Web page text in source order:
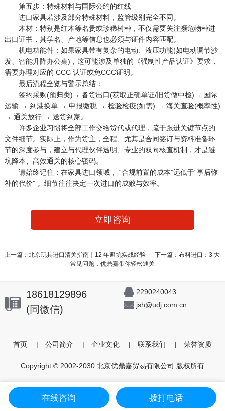
第五步：特殊材料与国际公约的红线
进口家具若涉及部分特殊材料，监管级别完全不同。
木材：特别是红木等名贵或珍稀树种，不仅需要关注濒危物种进
出口证书，其学名、产地等信息也必须与证件内容匹配。
机电功能件：如果家具带有复杂的电动、液压功能(如电动调节沙
发、智能升降办公桌)，这可能涉及单独的《强制性产品认证》要求，
需要办理对应的 CCC 认证或免CCC证明。
最后流程全览与警示总结：
签约采购(预归类)→ 备货出口(获取正确单证/旧货做中检)→ 国际
运输 → 到港换单 → 申报缴税 → 检验检疫(如需) → 海关查验(概率性)
→ 通关放行 → 送货到家。
许多企业习惯将全部工作交给货代或代理，疏于跟进关键节点的
文件细节。实际上，作为货主，全程、尤其是合同签订与资料准备环
节的深度参与，建立与代理伙伴透明、专业的双向核查机制，才是避
坑降本、高效通关的核心密码。
请始终记住：在家具进口领域， “合规前置的成本”远低于“事后弥
补的代价” 。细节往往决定一次进口的成败与效率。
立即咨询
上一篇：北京玩具进口清关指南｜12 年避坑实战经验
下一篇：布料进口：3 大
常见问题，优鼎嘉带你轻松通关
18618129896
(同微信)
2290240043
jsh@udj.com.cn
首页 | 公司简介 | 企业文化 | 联系我们 | 荣誉资质
Copyright © 2002-2030 北京优鼎嘉贸易有限公司 版权所有
个人委托 进出口代理
在线咨询 拨打电话